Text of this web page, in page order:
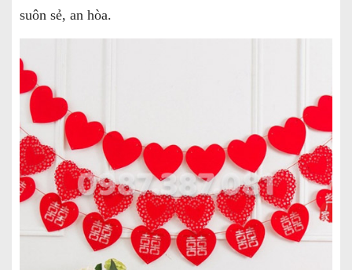
suôn sẻ, an hòa.